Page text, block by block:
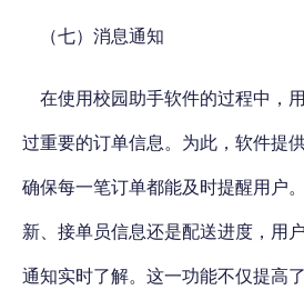
（七）消息通知
在使用校园助手软件的过程中，
过重要的订单信息。为此，软件提
确保每一笔订单都能及时提醒用户
新、接单员信息还是配送进度，用
通知实时了解。这一功能不仅提高